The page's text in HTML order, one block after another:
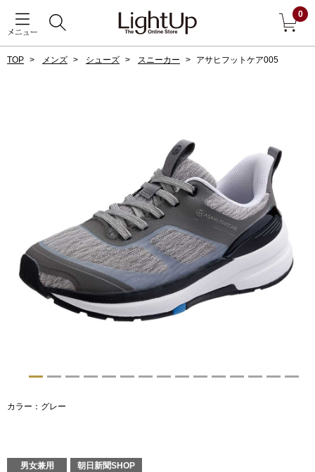
メニュー
0
ダーウェア
ン雑貨
戻る
ジャケット
コート
ブルゾン
その他
TOP メンズ シューズ スニーカー アサヒフットケア005
カラー：グレー
男女兼用
朝日新聞SHOP